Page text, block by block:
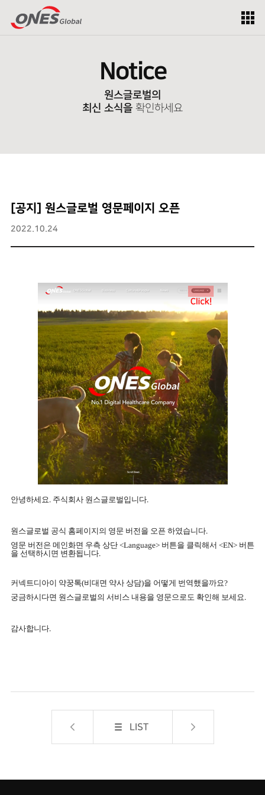
Notice
원스글로벌의
최신 소식을 확인하세요
[공지] 원스글로벌 영문페이지 오픈
2022.10.24
안녕하세요. 주식회사 원스글로벌입니다.
원스글로벌 공식 홈페이지의 영문 버전을 오픈 하였습니다.
영문 버전은 메인화면 우측 상단 <Language> 버튼을 클릭해서<EN> 버튼
을 선택하시면 변환됩니다.
커넥트디아이 약꿍톡(비대면 약사 상담)을 어떻게 번역했을까요?
궁금하시다면 원스글로벌의 서비스 내용을 영문으로도 확인해 보세요.
감사합니다.
LIST